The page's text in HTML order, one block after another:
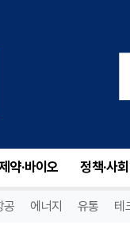
약·바이오 정책·사회
공 에너지 유통 테